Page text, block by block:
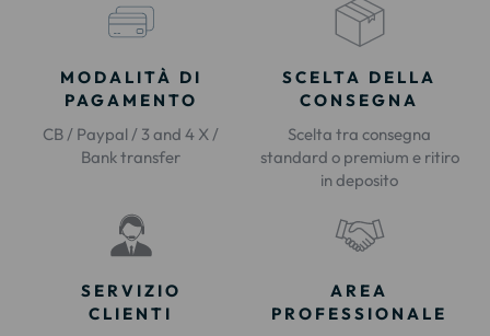
MODALITÀ DI
PAGAMENTO
CB / Paypal / 3 and 4 X /
Bank transfer
SCELTA DELLA
CONSEGNA
Scelta tra consegna
standard o premium e ritiro
in deposito
SERVIZIO
CLIENTI
AREA
PROFESSIONALE